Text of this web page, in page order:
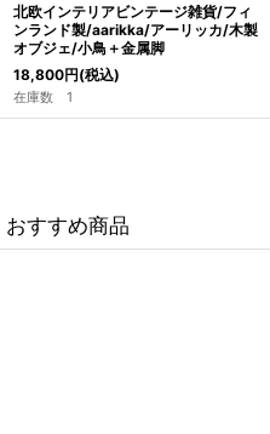
北欧インテリアビンテージ雑貨/フィ
ンランド製/aarikka/アーリッカ/木製
オブジェ/小鳥＋金属脚
18,800円(税込)
在庫数 1
おすすめ商品